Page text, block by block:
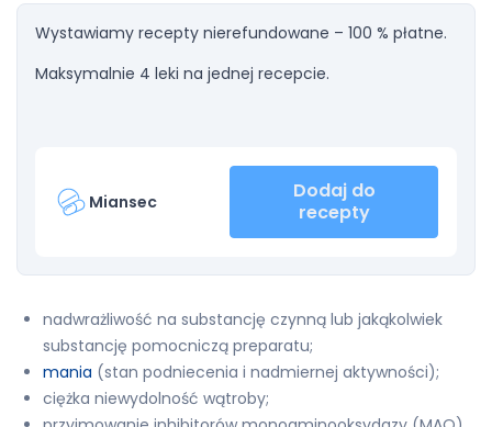
Wystawiamy recepty nierefundowane – 100 % płatne.
Maksymalnie 4 leki na jednej recepcie.
Miansec
Dodaj do
recepty
nadwrażliwość na substancję czynną lub jakąkolwiek
substancję pomocniczą preparatu;
mania (stan podniecenia i nadmiernej aktywności);
ciężka niewydolność wątroby;